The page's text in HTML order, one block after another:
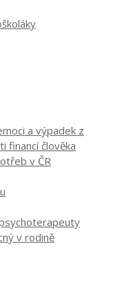
a výpadek z
financí člověka
v ČR
v rodině